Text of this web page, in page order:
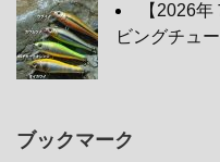
【2026
ビングチュ
ブックマーク